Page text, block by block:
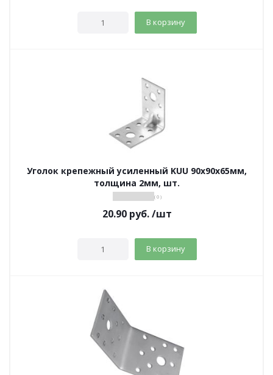
В корзину
Уголок крепежный усиленный KUU 90х90х65мм,
толщина 2мм, шт.
( 0 )
20.90руб. /шт
В корзину